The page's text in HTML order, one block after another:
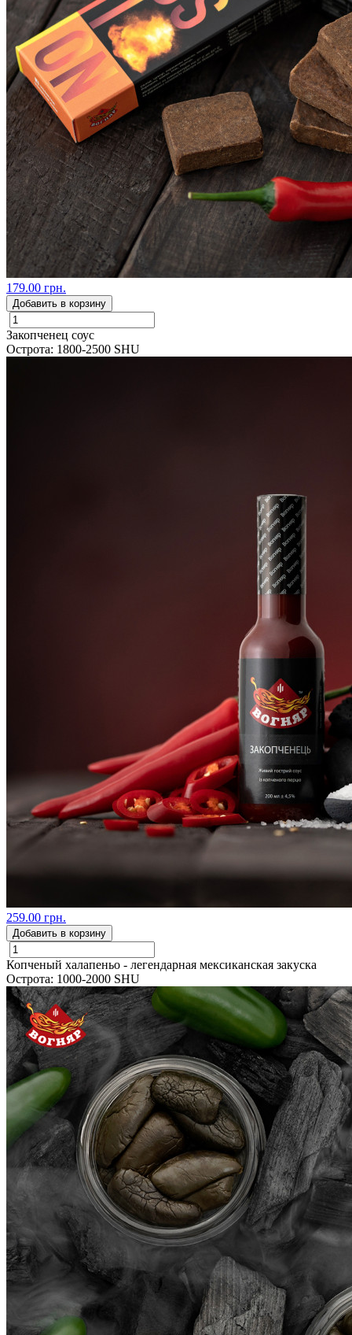
179.00 грн.
Добавить в корзину
Закопченец соус
Острота: 1800-2500 SHU
259.00 грн.
Добавить в корзину
Копченый халапеньо - легендарная мексиканская закуска
Острота: 1000-2000 SHU